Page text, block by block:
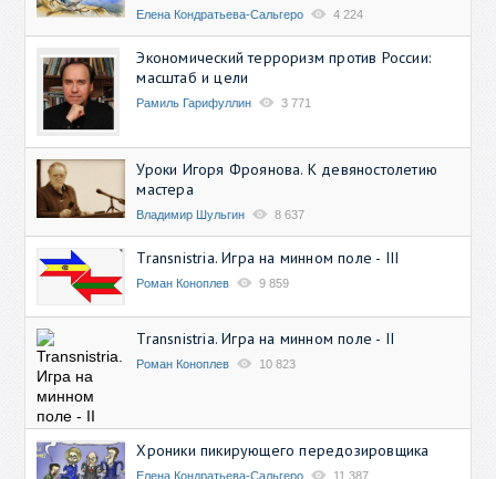
Елена Кондратьева-Сальгеро 4 224
Экономический терроризм против России:
масштаб и цели
Рамиль Гарифуллин 3 771
Уроки Игоря Фроянова. К девяностолетию
мастера
Владимир Шульгин 8 637
Transnistria. Игра на минном поле - III
Роман Коноплев 9 859
Transnistria. Игра на минном поле - II
Роман Коноплев 10 823
Хроники пикирующего передозировщика
Елена Кондратьева-Сальгеро 11 387